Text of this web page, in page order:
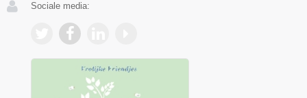
Sociale media: